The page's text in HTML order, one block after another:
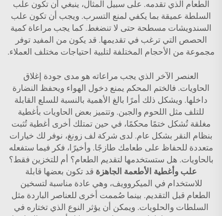
الطعام الذي تقدمه. على سبيل المثال، ينبغي أن تكون علب
السلطة عميقة بما يكفي لمنع التسرب. ويجب أن تكون علب
السندويشات مسطحة حتى لا تنضغط. كما يجب مراعاة كمية
الحصص التي ترغب في تقديمها. قد يكون من المفيد توفر
مجموعة من الأحجام المختلفة لتلبية احتياجات مختلف العملاء.
العنصر الآخر الذي يجب مراعاته هو مدى جودة إغلاق
الحاويات. فالختم المحكم يمنع دخول الهواء ويحفظ النضارة
داخلها. ويشكل ذلك أمرًا بالغ الأهمية بالنسبة للسلع القابلة
للتلف مثل اللحوم والجبن. وتتميز بعض الحاويات بأغطية
مغلقة تُشكل ختمًا محكمًا، في حين تمتلك أخرى أغطية تُثبت
بنظام النقر بشكل عام. لدى شركة لف زونغ، نوفر لك خيارات
متعددة للحفاظ على طعامك طازجًا. وأخيرًا، فكر فيما ستفعله
بالحاويات. هل ستستخدمها لتقديم الطعام؟ أم للتخزين فقط؟
علب وأغطية الأطعمة الجاهزة قد تكون بعضها قابلة
للاستخدام في الميكروويف، وهي عادة مناسبة لتسخين
الطعام قبل التقديم. بينما صُممت أخرى للعناصر الباردة مثل
السلطات والحلويات. ويمكن أن يؤثر النوع الذي تختاره في